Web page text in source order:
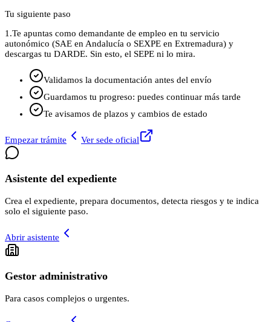
Tu siguiente paso
1.Te apuntas como demandante de empleo en tu servicio
autonómico (SAE en Andalucía o SEXPE en Extremadura) y
descargas tu DARDE. Sin esto, el SEPE ni lo mira.
Validamos la documentación antes del envío
Guardamos tu progreso: puedes continuar más tarde
Te avisamos de plazos y cambios de estado
Empezar trámite Ver sede oficial
Asistente del expediente
Crea el expediente, prepara documentos, detecta riesgos y te indica
solo el siguiente paso.
Abrir asistente
Gestor administrativo
Para casos complejos o urgentes.